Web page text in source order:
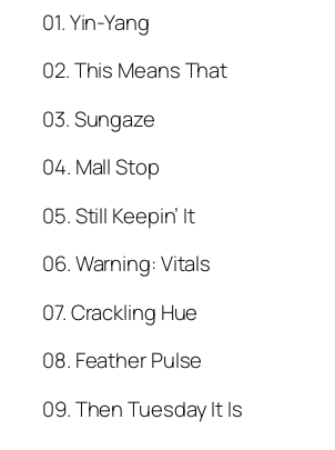
01. Yin-Yang
02. This Means That
03. Sungaze
04. Mall Stop
05. Still Keepin’ It
06. Warning: Vitals
07. Crackling Hue
08. Feather Pulse
09. Then Tuesday It Is